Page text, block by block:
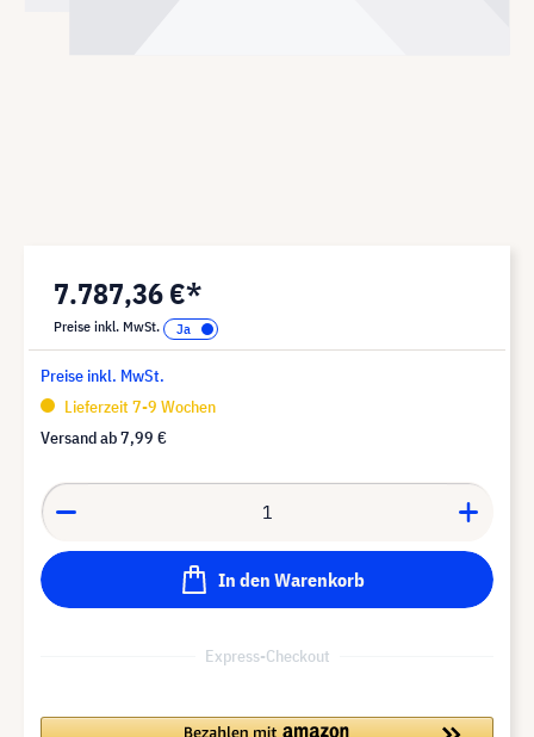
7.787,36 €*
Preise inkl. MwSt.
Preise inkl. MwSt.
Lieferzeit 7-9 Wochen
Versand ab7,99 €
In den Warenkorb
Express-Checkout